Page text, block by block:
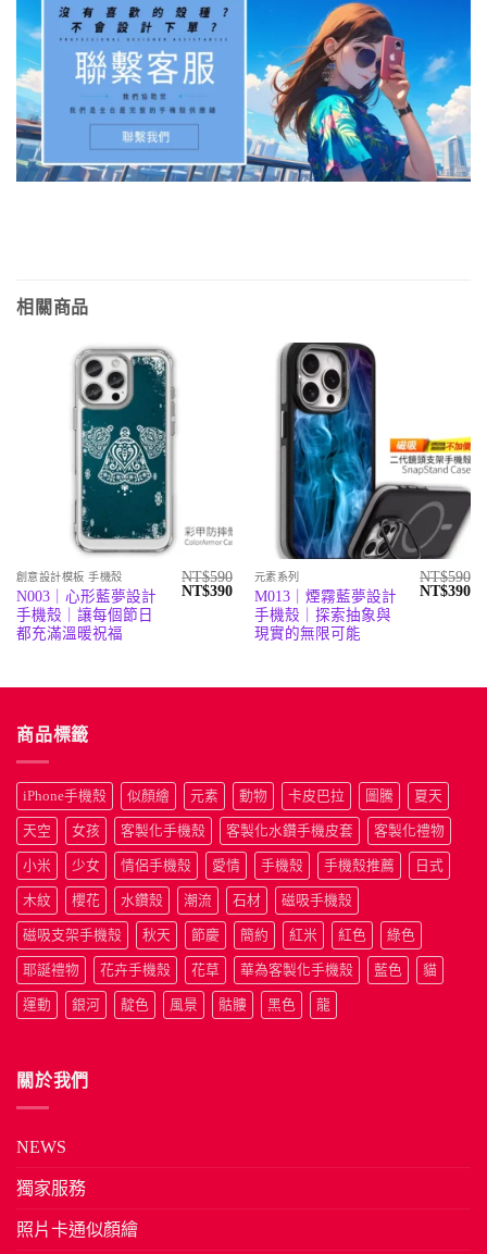
相關商品
創意設計模板 手機殼
N003｜心形藍夢設計
手機殼｜讓每個節日
都充滿溫暖祝福
NT$590
原
NT$390目
格：
元素系列
M013｜煙霧藍夢設計
手機殼｜探索抽象與
現實的無限可能
NT$590
原
NT$390目
商品標籤
iPhone手機殼 似顏繪 元素 動物 卡皮巴拉 圖騰 夏天
天空 女孩 客製化手機殼 客製化水鑽手機皮套 客製化禮物
小米 少女 情侶手機殼 愛情 手機殼 手機殼推薦 日式
木紋 櫻花 水鑽殼 潮流 石材 磁吸手機殼
磁吸支架手機殼 秋天 節慶 簡約 紅米 紅色 綠色
耶誕禮物 花卉手機殼 花草 華為客製化手機殼 藍色 貓
運動 銀河 靛色 風景 骷髏 黑色 龍
關於我們
NEWS
獨家服務
照片卡通似顏繪